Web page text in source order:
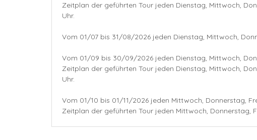
Zeitplan der geführten Tour jeden Dienstag, Mittwoch,
Uhr.
Vom 01/07 bis 31/08/2026 jeden Dienstag, Mittwoch,
Vom 01/09 bis 30/09/2026 jeden Dienstag, Mittwoch,
Zeitplan der geführten Tour jeden Dienstag, Mittwoch,
Uhr.
Vom 01/10 bis 01/11/2026 jeden Mittwoch, Donnerstag,
Zeitplan der geführten Tour jeden Mittwoch, Donnerstag,